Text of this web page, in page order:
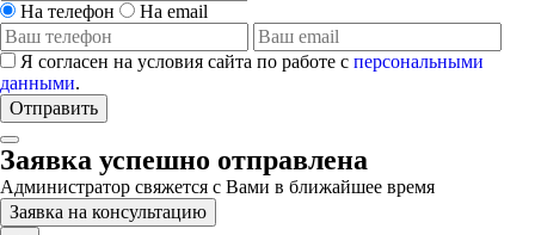
На телефон На email
Я согласен на условия сайта по работе с персональными
данными.
Отправить
Заявка успешно отправлена
Администратор свяжется с Вами в ближайшее время
Заявка на консультацию